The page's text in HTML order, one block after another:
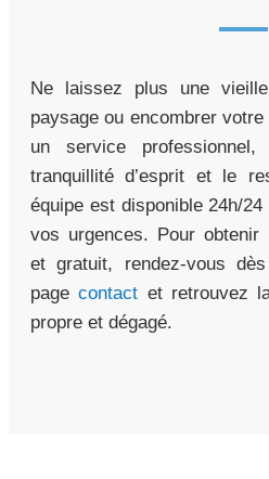
Ne laissez plus une
paysage ou encombrer
un service
tranquillité d’esprit et le
équipe est disponible 24h/
vos urgences. Pour obtenir
et gratuit, rendez-vous
pagecontact et retrouvez
propre et dégagé.